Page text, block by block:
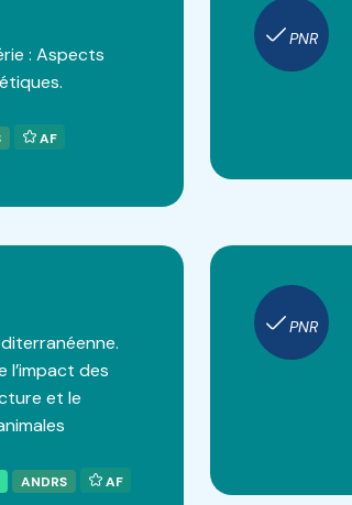
: Aspects
AF
PNR
l’impact des
et le
ANDRS AF
PNR